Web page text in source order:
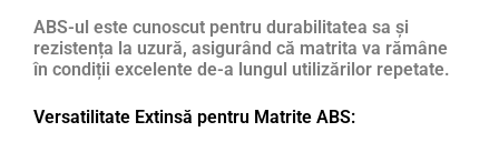
ABS-ul este cunoscut pentru durabilitatea sa și
rezistența la uzură, asigurând că matrita va rămâne
în condiții excelente de-a lungul utilizărilor repetate.
Versatilitate Extinsă pentru Matrite ABS: